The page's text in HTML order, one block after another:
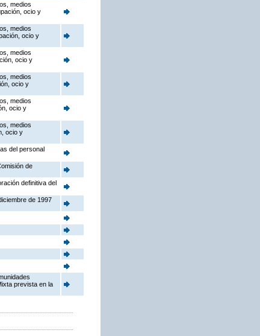
medios
ocio y
medios
ocio y
medios
ocio y
medios
ocio y
medios
ocio y
medios
ocio y
del personal
de
definitiva del
de 1997
prevista en la